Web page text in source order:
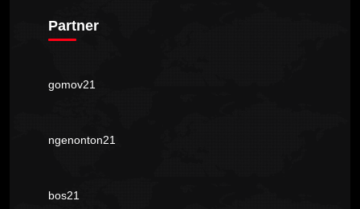
Partner
gomov21
ngenonton21
bos21